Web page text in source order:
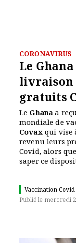
CORONAVIRUS
Le
livraison
gratuits
Le Ghana a
mondiale de
Covaxqui vise
revenu leurs
Covid, alors
saper ce
Vaccination
Publié le mercredi